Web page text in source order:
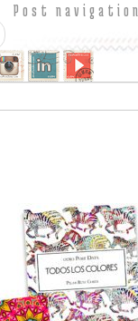
Post navigation